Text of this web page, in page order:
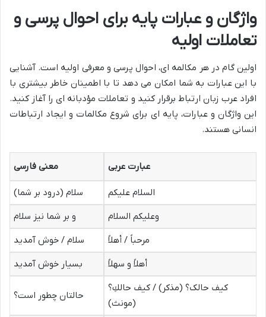
واژگان و عبارات پایه برای احوال پرسی و
تعاملات اولیه
اولین گام در هر مکالمه ای، احوال پرسی و معرفی اولیه است. آشنایی
با این عبارات به شما امکان می دهد تا با اطمینان خاطر بیشتری با
افراد عرب زبان ارتباط برقرار کنید و تعاملات مؤدبانه ای را آغاز کنید.
این واژگان و عبارات، پایه ای برای شروع مکالمات و ایجاد ارتباطات
انسانی هستند.
عبارت عربی معنی فارسی
السلام علیکم
سلام (درود بر شما)
وعليكم السلام
و بر شما نیز سلام
مرحباً / أهلاً
سلام / خوش آمدید
أهلاً و سهلاً
بسیار خوش آمدید
کیف حالک؟ (مذکر) / کیف حالكِ؟
(مونث)
حالتان چطور است؟